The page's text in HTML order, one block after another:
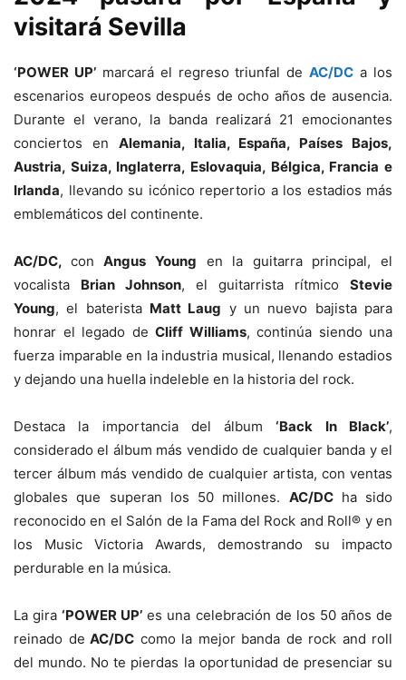
visitará Sevilla
‘POWER UP’marcará el regreso triunfal deAC/DC a los
escenarios europeos después de ocho años de ausencia.
Durante el verano, la banda realizará 21 emocionantes
conciertos en Alemania, Italia, España, Países Bajos,
Austria, Suiza, Inglaterra, Eslovaquia, Bélgica, Francia e
Irlanda, llevando su icónico repertorio a los estadios más
emblemáticos del continente.
AC/DC, conAngus Young en la guitarra principal, el
vocalista Brian Johnson, el guitarrista rítmico Stevie
Young, el baterista Matt Laug y un nuevo bajista para
honrar el legado de Cliff Williams, continúa siendo una
fuerza imparable en la industria musical, llenando estadios
y dejando una huella indeleble en la historia del rock.
Destaca la importancia del álbum‘Back In Black’,
considerado el álbum más vendido de cualquier banda y el
tercer álbum más vendido de cualquier artista, con ventas
globales que superan los 50 millones. AC/DCha sido
reconocido en el Salón de la Fama del Rock and Roll® y en
los Music Victoria Awards, demostrando su impacto
perdurable en la música.
La gira‘POWER UP’ es una celebración de los 50 años de
reinado de AC/DC como la mejor banda de rock and roll
del mundo. No te pierdas la oportunidad de presenciar su